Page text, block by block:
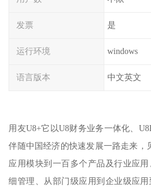
发票 是
运行环境 windows
语言版本 中文英文
用友U8+它以U8财务业务一体化、
伴随中国经济的快速发展一路走来，
应用模块到一百多个产品及行业应
细管理、从部门级应用到企业级应